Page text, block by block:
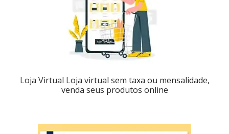
Loja Virtual Loja virtual sem taxa ou mensalidade,
venda seus produtos online